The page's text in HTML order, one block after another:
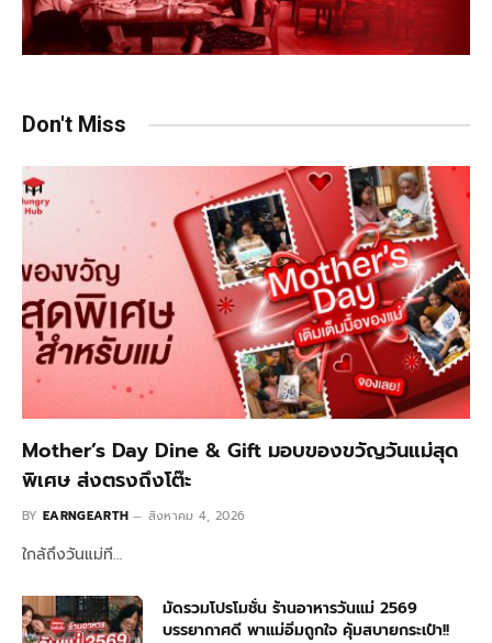
Don't Miss
Mother’s Day Dine & Gift มอบของขวัญวันแม่สุด
พิเศษ ส่งตรงถึงโต๊ะ
BY EARNGEARTH สิงหาคม 4, 2026
ใกล้ถึงวันแม่ที…
มัดรวมโปรโมชั่น ร้านอาหารวันแม่ 2569
บรรยากาศดี พาแม่อิ่มถูกใจ คุ้มสบายกระเป๋า!!